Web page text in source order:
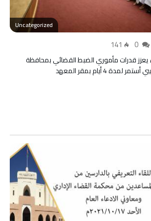
Uncategorized
141
يعزز قدرات مأموري الضبط القضائي بمحافظة
4 أيام بمقر المعهد